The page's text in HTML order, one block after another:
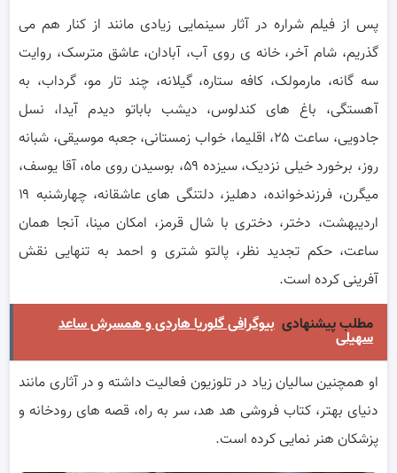
پس از فیلم شراره در آثار سینمایی زیادی مانند از کنار هم می
گذریم، شام آخر، خانه ی روی آب، آبادان، عاشق مترسک، روایت
سه گانه، مارمولک، کافه ستاره، گیلانه، چند تار مو، گرداب، به
آهستگی، باغ های کندلوس، دیشب باباتو دیدم آیدا، نسل
جادویی، ساعت ۲۵، اقلیما، خواب زمستانی، جعبه موسیقی، شبانه
روز، برخورد خیلی نزدیک، سیزده ۵۹، بوسیدن روی ماه، آقا یوسف،
میگرن، فرزندخوانده، دهلیز، دلتنگی های عاشقانه، چهارشنبه ۱۹
اردیبهشت، دختر، دختری با شال قرمز، امکان مینا، آنجا همان
ساعت، حکم تجدید نظر، پالتو شتری و احمد به تنهایی نقش
آفرینی کرده است.
مطلب پیشنهادی بیوگرافی گلوریا هاردی و همسرش ساعد
سهیلی
او همچنین سالیان زیاد در تلوزیون فعالیت داشته و در آثاری مانند
دنیای بهتر، کتاب فروشی هد هد، سر به راه، قصه های رودخانه و
پزشکان هنر نمایی کرده است.